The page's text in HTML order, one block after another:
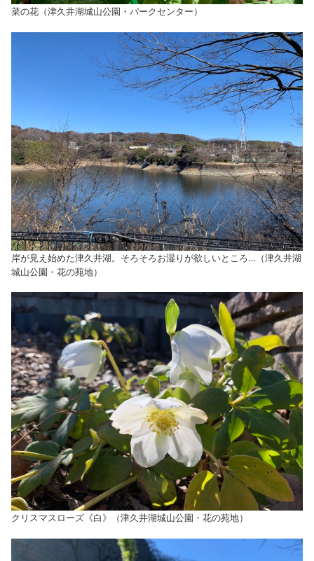
菜の花（津久井湖城山公園・パークセンター）
岸が見え始めた津久井湖。そろそろお湿りが欲しいところ…（津久井湖
城山公園・花の苑地）
クリスマスローズ《白》（津久井湖城山公園・花の苑地）